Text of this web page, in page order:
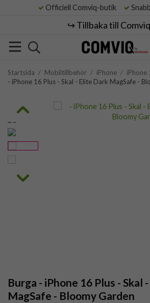
Officiell Comviq-butik
↪️ Tillbaka till
Startsida / Mobiltillbehör / iPhone / iPhone
- iPhone 16 Plus - Skal - Elite Dark MagSafe -
Burga - iPhone 16 Plus - Skal
MagSafe - Bloomy Garden